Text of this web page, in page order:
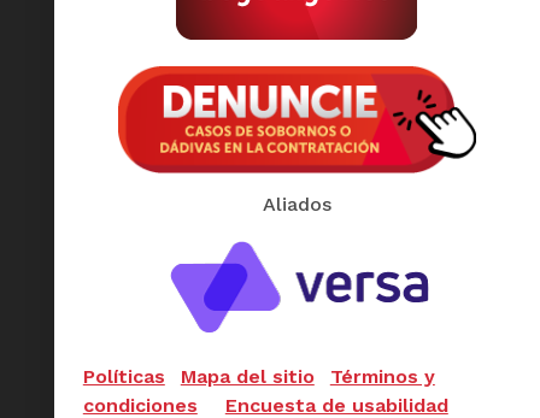
Aliados
Políticas Mapa del sitio
Términos y
condiciones
Encuesta de usabilidad